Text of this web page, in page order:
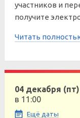
участников и
получите
Читать
04 декабря (пт)
в 11:00
Ещё даты